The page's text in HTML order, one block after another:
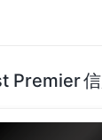
Premier